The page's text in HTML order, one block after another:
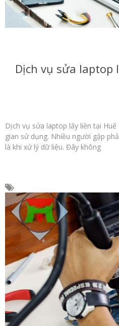
Dịch vụ sửa laptop
Dịch vụ sửa laptop lấy liền tại
gian sử dụng. Nhiều người gặp
là khi xử lý dữ liệu. Đây không